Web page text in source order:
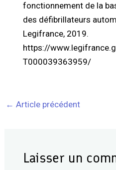
fonctionnement de la
des défibrillateurs
Legifrance, 2019.
https://
T000039363959/
← Article précédent
Laisser un